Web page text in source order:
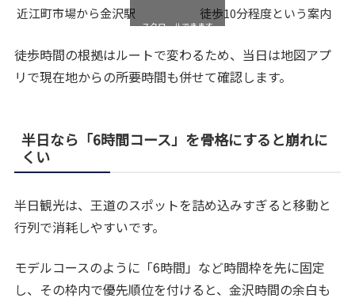
近江町市場から金沢駅
徒歩10分程度という案内
スクロールできます
徒歩時間の根拠はルートで変わるため、当日は地図アプ
リで現在地からの所要時間も併せて確認します。
半日なら「6時間コース」を骨格にすると崩れに
くい
半日観光は、王道のスポットを詰め込みすぎると移動と
行列で消耗しやすいです。
モデルコースのように「6時間」など時間枠を先に固定
し、その枠内で優先順位を付けると、金沢時間の余白も